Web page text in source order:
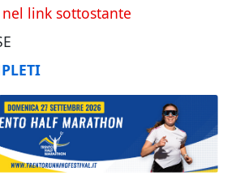
link sottostante